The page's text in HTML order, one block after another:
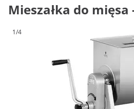
Mieszałka do mięsa
1/4